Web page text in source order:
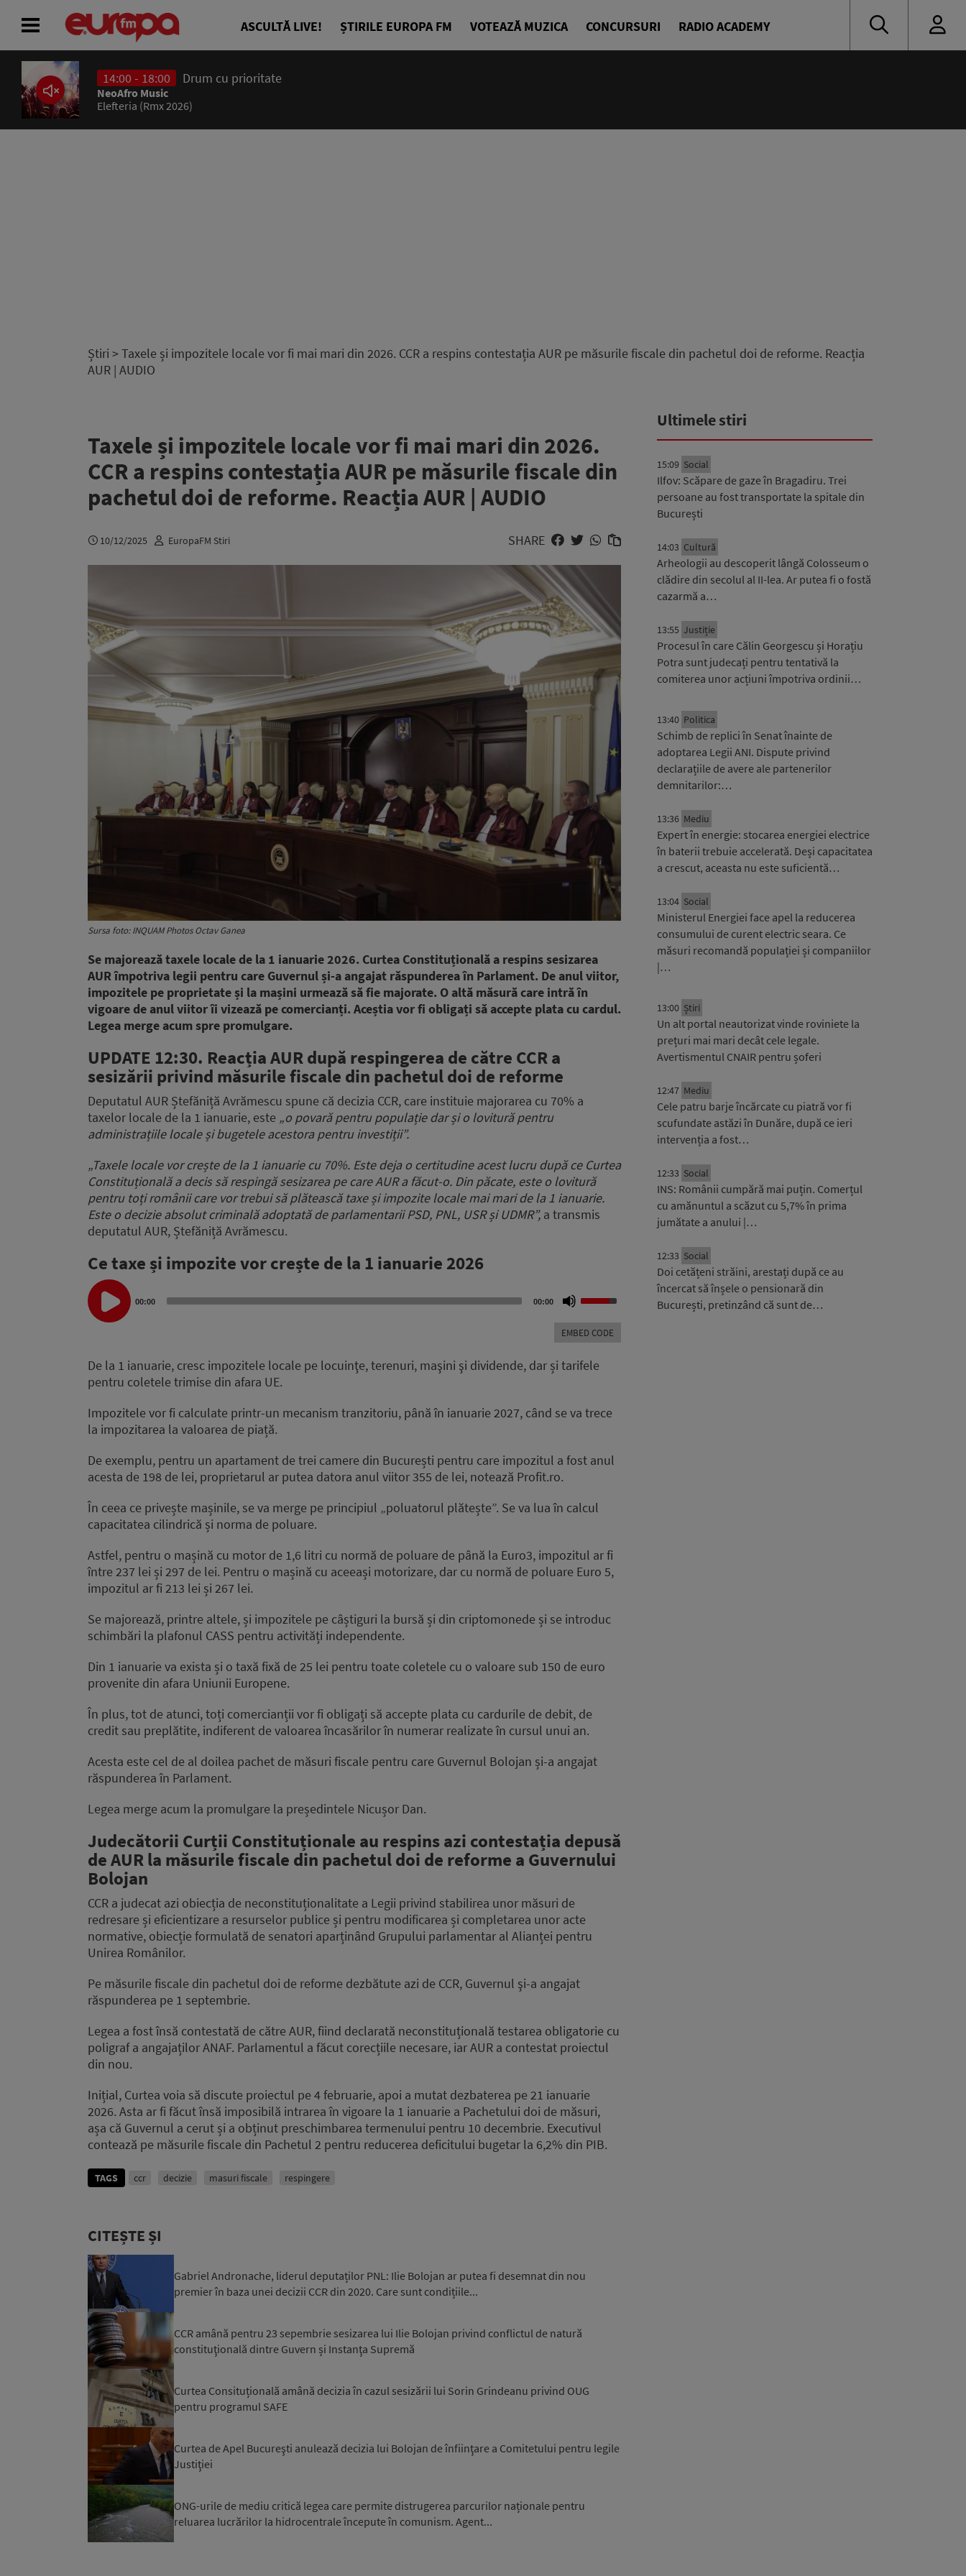
ASCULTĂ LIVE! ȘTIRILE EUROPA FM VOTEAZĂ MUZICA CONCURSURI RADIO ACADEMY
14:00 - 18:00 Drum cu prioritate
NeoAfro Music
Elefteria (Rmx 2026)
Știri > Taxele și impozitele locale vor fi mai mari din 2026. CCR a respins contestația AUR pe măsurile fiscale din pachetul doi de reforme. Reacția
AUR | AUDIO
Taxele și impozitele locale vor fi mai mari din 2026.
CCR a respins contestația AUR pe măsurile fiscale din
pachetul doi de reforme. Reacția AUR | AUDIO
10/12/2025 EuropaFM Stiri SHARE
Sursa foto: INQUAM Photos Octav Ganea
Se majorează taxele locale de la 1 ianuarie 2026. Curtea Constituțională a respins sesizarea
AUR împotriva legii pentru care Guvernul și-a angajat răspunderea în Parlament. De anul viitor,
impozitele pe proprietate și la mașini urmează să fie majorate. O altă măsură care intră în
vigoare de anul viitor îi vizează pe comercianți. Aceștia vor fi obligați să accepte plata cu cardul.
Legea merge acum spre promulgare.
UPDATE 12:30. Reacția AUR după respingerea de către CCR a
sesizării privind măsurile fiscale din pachetul doi de reforme
Deputatul AUR Ștefăniță Avrămescu spune că decizia CCR, care instituie majorarea cu 70% a
taxelor locale de la 1 ianuarie, este „o povară pentru populație dar și o lovitură pentru
administrațiile locale și bugetele acestora pentru investiții”.
„Taxele locale vor crește de la 1 ianuarie cu 70%. Este deja o certitudine acest lucru după ce Curtea
Constituțională a decis să respingă sesizarea pe care AUR a făcut-o. Din păcate, este o lovitură
pentru toți românii care vor trebui să plătească taxe și impozite locale mai mari de la 1 ianuarie.
Este o decizie absolut criminală adoptată de parlamentarii PSD, PNL, USR și UDMR”, a transmis
deputatul AUR, Ștefăniță Avrămescu.
Ce taxe și impozite vor crește de la 1 ianuarie 2026
Audio
Player
00:00 00:00
Up/Down
keys
increase
volume.
EMBED CODE
De la 1 ianuarie, cresc impozitele locale pe locuinţe, terenuri, maşini şi dividende, dar și tarifele
pentru coletele trimise din afara UE.
Impozitele vor fi calculate printr-un mecanism tranzitoriu, până în ianuarie 2027, când se va trece
la impozitarea la valoarea de piață.
De exemplu, pentru un apartament de trei camere din București pentru care impozitul a fost anul
acesta de 198 de lei, proprietarul ar putea datora anul viitor 355 de lei, notează Profit.ro.
În ceea ce privește mașinile, se va merge pe principiul „poluatorul plătește”. Se va lua în calcul
capacitatea cilindrică și norma de poluare.
Astfel, pentru o mașină cu motor de 1,6 litri cu normă de poluare de până la Euro3, impozitul ar fi
între 237 lei și 297 de lei. Pentru o mașină cu aceeași motorizare, dar cu normă de poluare Euro 5,
impozitul ar fi 213 lei și 267 lei.
Se majorează, printre altele, și impozitele pe câștiguri la bursă și din criptomonede și se introduc
schimbări la plafonul CASS pentru activități independente.
Din 1 ianuarie va exista și o taxă fixă de 25 lei pentru toate coletele cu o valoare sub 150 de euro
provenite din afara Uniunii Europene.
În plus, tot de atunci, toți comercianții vor fi obligați să accepte plata cu cardurile de debit, de
credit sau preplătite, indiferent de valoarea încasărilor în numerar realizate în cursul unui an.
Acesta este cel de al doilea pachet de măsuri fiscale pentru care Guvernul Bolojan și-a angajat
răspunderea în Parlament.
Legea merge acum la promulgare la președintele Nicușor Dan.
Judecătorii Curții Constituționale au respins azi contestația depusă
de AUR la măsurile fiscale din pachetul doi de reforme a Guvernului
Bolojan
CCR a judecat azi obiecția de neconstituționalitate a Legii privind stabilirea unor măsuri de
redresare și eficientizare a resurselor publice și pentru modificarea și completarea unor acte
normative, obiecție formulată de senatori aparținând Grupului parlamentar al Alianței pentru
Unirea Românilor.
Pe măsurile fiscale din pachetul doi de reforme dezbătute azi de CCR, Guvernul şi-a angajat
răspunderea pe 1 septembrie.
Legea a fost însă contestată de către AUR, fiind declarată neconstituțională testarea obligatorie cu
poligraf a angajaților ANAF. Parlamentul a făcut corecțiile necesare, iar AUR a contestat proiectul
din nou.
Inițial, Curtea voia să discute proiectul pe 4 februarie, apoi a mutat dezbaterea pe 21 ianuarie
2026. Asta ar fi făcut însă imposibilă intrarea în vigoare la 1 ianuarie a Pachetului doi de măsuri,
așa că Guvernul a cerut și a obținut preschimbarea termenului pentru 10 decembrie. Executivul
contează pe măsurile fiscale din Pachetul 2 pentru reducerea deficitului bugetar la 6,2% din PIB.
TAGS ccr decizie masuri fiscale respingere
CITEȘTE ȘI
Gabriel Andronache, liderul deputaților PNL: Ilie Bolojan ar putea fi desemnat din nou
premier în baza unei decizii CCR din 2020. Care sunt condițiile...
CCR amână pentru 23 sepembrie sesizarea lui Ilie Bolojan privind conflictul de natură
constituţională dintre Guvern și Instanţa Supremă
Curtea Consituțională amână decizia în cazul sesizării lui Sorin Grindeanu privind OUG
pentru programul SAFE
Curtea de Apel Bucureşti anulează decizia lui Bolojan de înfiinţare a Comitetului pentru legile
Justiţiei
ONG-urile de mediu critică legea care permite distrugerea parcurilor naționale pentru
reluarea lucrărilor la hidrocentrale începute în comunism. Agent...
Ultimele stiri
15:09 Social
Ilfov: Scăpare de gaze în Bragadiru. Trei
persoane au fost transportate la spitale din
București
14:03 Cultură
Arheologii au descoperit lângă Colosseum o
clădire din secolul al II-lea. Ar putea fi o fostă
cazarmă a…
13:55 Justiție
Procesul în care Călin Georgescu și Horațiu
Potra sunt judecați pentru tentativă la
comiterea unor acțiuni împotriva ordinii…
13:40 Politica
Schimb de replici în Senat înainte de
adoptarea Legii ANI. Dispute privind
declarațiile de avere ale partenerilor
demnitarilor:…
13:36 Mediu
Expert în energie: stocarea energiei electrice
în baterii trebuie accelerată. Deși capacitatea
a crescut, aceasta nu este suficientă…
13:04 Social
Ministerul Energiei face apel la reducerea
consumului de curent electric seara. Ce
măsuri recomandă populației și companiilor
|…
13:00 Știri
Un alt portal neautorizat vinde roviniete la
prețuri mai mari decât cele legale.
Avertismentul CNAIR pentru șoferi
12:47 Mediu
Cele patru barje încărcate cu piatră vor fi
scufundate astăzi în Dunăre, după ce ieri
intervenția a fost…
12:33 Social
INS: Românii cumpără mai puțin. Comerțul
cu amănuntul a scăzut cu 5,7% în prima
jumătate a anului |…
12:33 Social
Doi cetățeni străini, arestați după ce au
încercat să înșele o pensionară din
București, pretinzând că sunt de…
ACASĂ
ȘTIRI